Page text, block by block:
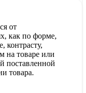
от
как по форме,
контрасту,
на товаре или
поставленной
товара.